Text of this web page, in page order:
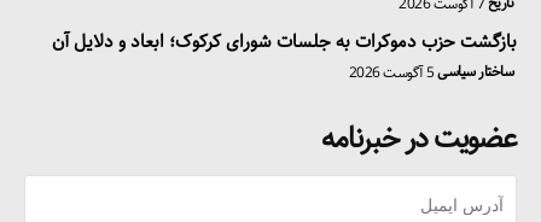
بازگشت حزب دموکرات به جلسات شورای کرکوک؛ ابعاد و دلایل آن
ساختار سیاسی5 آگوست 2026
عضویت در خبرنامه